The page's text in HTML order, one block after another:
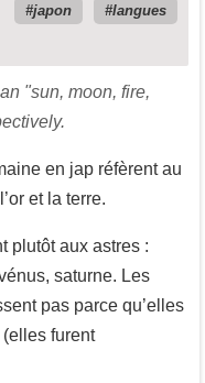
japon
langues
"sun, moon, fire,
en jap réfèrent au
et la terre.
plutôt aux astres :
saturne. Les
pas parce qu’elles
furent